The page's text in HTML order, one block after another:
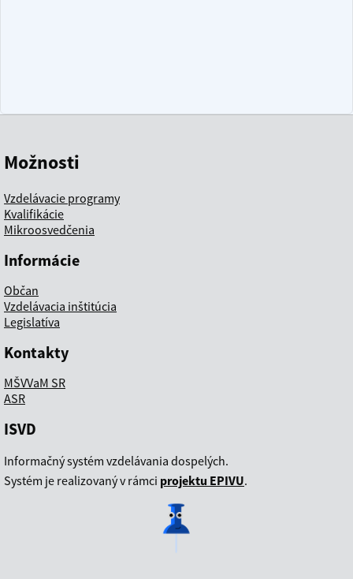
Možnosti
Vzdelávacie programy
Kvalifikácie
Mikroosvedčenia
Informácie
Občan
Vzdelávacia inštitúcia
Legislatíva
Kontakty
MŠVVaM SR
ASR
ISVD
Informačný systém vzdelávania dospelých.
Systém je realizovaný v rámci projektu EPIVU.